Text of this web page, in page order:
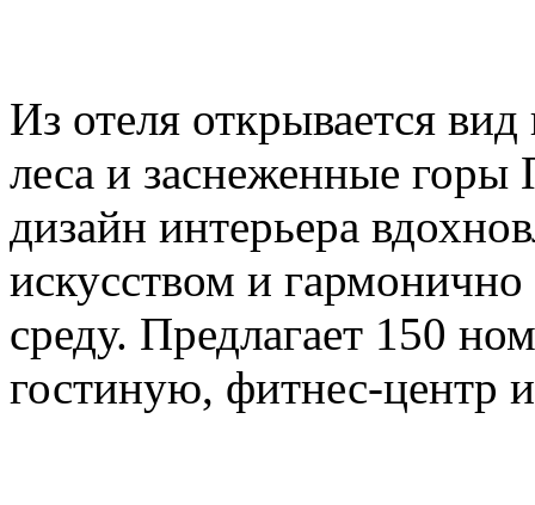
Из отеля открывается
леса и заснеженные горы
дизайн интерьера
искусством и
среду. Предлагает 150
гостиную, фитнес-центр